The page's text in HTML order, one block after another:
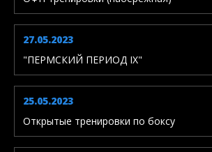
27.05.2023
"ПЕРМСКИЙ ПЕРИОД IX"
25.05.2023
Открытые тренировки по боксу